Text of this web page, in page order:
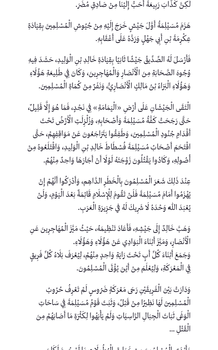
لَكِنَّ كَذَّابَ رَبِيعَةَ أَحَبُّ إِلَيْنَا مِنْ صَادِقِ مُضَرَ.
هَزَمَ مُسَيْلِمَةُ أَوَّلَ جَيْشٍ خَرَجَ إِلَيْهِ مِنْ جُيُوشِ الْمُسْلِمِينَ بِقِيَادَةِ
عِكْرِمَةَ بْنِ أَبِي جَهْلٍ وَرَدَّهُ عَلَى أَعْقَابِهِ.
فَأَرْسَلَ لَهُ الصِّدِّيقُ جَيْشًا ثَانِيًا بِقِيَادَةِ خَالِدِ بْنِ الْوَلِيدِ، حَشَدَ فِيهِ
وُجُوهَ الصَّحَابَةِ مِنَ الْأَنْصَارِ وَالْمُهَاجِرِينَ، وَكَانَ فِي طَلِيعَةِ هَؤُلَاءِ
وَهَؤُلَاءِ الْبَرَاءُ بْنُ مَالِكٍ الْأَنْصَارِيُّ، وَنَفَرٌ مِنْ كُمَاةِ الْمُسْلِمِينَ.
الْتَقَى الْجَيْشَانِ عَلَى أَرْضِ «الْيَمَامَةِ» فِي نَجْدٍ، فَمَا هُوَ إِلَّا قَلِيلٌ،
حَتَّى رَجَحَتْ كَفَّةُ مُسَيْلِمَةَ وَأَصْحَابِهِ، وَزُلْزِلَتِ الْأَرْضُ تَحْتَ
أَقْدَامِ جُنُودِ الْمُسْلِمِينَ، وَطَفِقُوا يَتَرَاجَعُونَ عَنْ مَوَاقِفِهِمْ، حَتَّى
اقْتَحَمَ أَصْحَابُ مُسَيْلِمَةَ فُسْطَاطَ خَالِدِ بْنِ الْوَلِيدِ، وَاقْتَلَعُوهُ مِنْ
أُصُولِهِ، وَكَادُوا يَقْتُلُونَ زَوْجَتَهُ لَوْلَا أَنْ أَجَارَهَا وَاحِدٌ مِنْهُمْ.
عِنْدَ ذَلِكَ شَعَرَ الْمُسْلِمُونَ بِالْخَطَرِ الدَّاهِم، وَأَدْرَكُوا أَنَّهُمْ إِنْ
يُهْزَمُوا أَمَامَ مُسَيْلِمَةَ فَلَنْ تَقُومَ لِلْإِسْلَامِ قَائِمَةٌ بَعْدَ الْيَوْمِ، وَلَنْ
يُعْبَدَ اللَّهُ وَحْدَهُ لَا شَرِيكَ لَهُ في جَزِيرَةِ الْعَرَبِ.
وَهَبَّ خَالِدٌ إِلَى جَيْشِهِ، فَأَعَادَ تَنْظِيمَهُ، حَيْثُ مَيَّزَ الْمُهَاجِرِينَ عَنِ
الْأَنْصَارِ، وَمَيَّزَ أَبْنَاءَ الْبَوَادِي عَنْ هَؤُلَاءِ وَهَؤُلَاءِ.
وَجَمَعَ أَبْنَاءَ كُلِّ أَبٍ تَحْتَ رَايَةِ وَاحِدٍ مِنْهُمْ، لِيُعْرَفَ بَلَاءُ كُلِّ فَرِيقٍ
فِي الْمَعْرَكَةِ، وَلِيُعْلَمَ مِنْ أَيْنَ يُؤْتَى الْمُسْلِمُونَ.
وَدَارَتْ بَيْنَ الْفَرِيقَيْنِ رَحَى مَعْرَكَةٍ ضَرُوسٍ لَمْ تَعْرِفُ حُرُوبُ
الْمُسْلِمِينَ لَهَا نَظِيرًا مِنْ قَبْلُ، وَثَبَتَ قَوْمُ مُسَيْلِمَةَ فِي سَاحَاتِ
الْوَغَى ثَبَاتَ الْجِبَالِ الرَّاسِيَاتِ وَلَمْ يَأْبَهُوا لِكَثْرَةِ مَا أَصَابَهُمْ مِنَ
الْقَتْلِ …